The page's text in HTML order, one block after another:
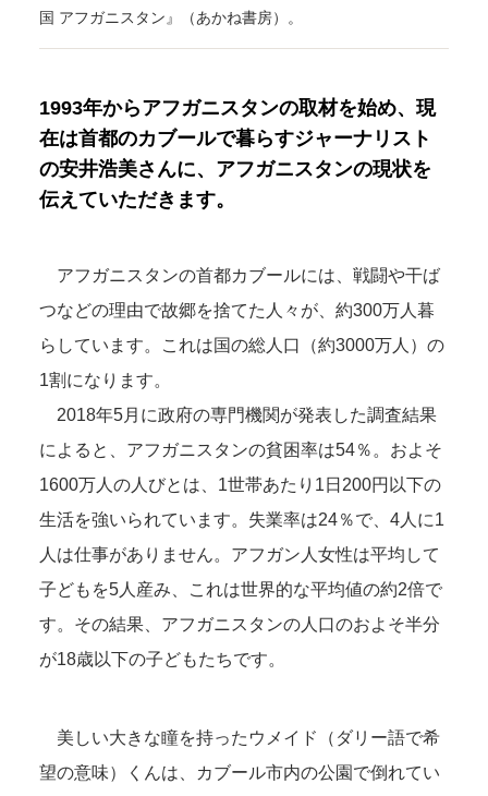
国 アフガニスタン』（あかね書房）。
1993年からアフガニスタンの取材を始め、現
在は首都のカブールで暮らすジャーナリスト
の安井浩美さんに、アフガニスタンの現状を
伝えていただきます。
アフガニスタンの首都カブールには、戦闘や干ば
つなどの理由で故郷を捨てた人々が、約300万人暮
らしています。これは国の総人口（約3000万人）の
1割になります。
2018年5月に政府の専門機関が発表した調査結果
によると、アフガニスタンの貧困率は54％。およそ
1600万人の人びとは、1世帯あたり1日200円以下の
生活を強いられています。失業率は24％で、4人に1
人は仕事がありません。アフガン人女性は平均して
子どもを5人産み、これは世界的な平均値の約2倍で
す。その結果、アフガニスタンの人口のおよそ半分
が18歳以下の子どもたちです。
美しい大きな瞳を持ったウメイド（ダリー語で希
望の意味）くんは、カブール市内の公園で倒れてい